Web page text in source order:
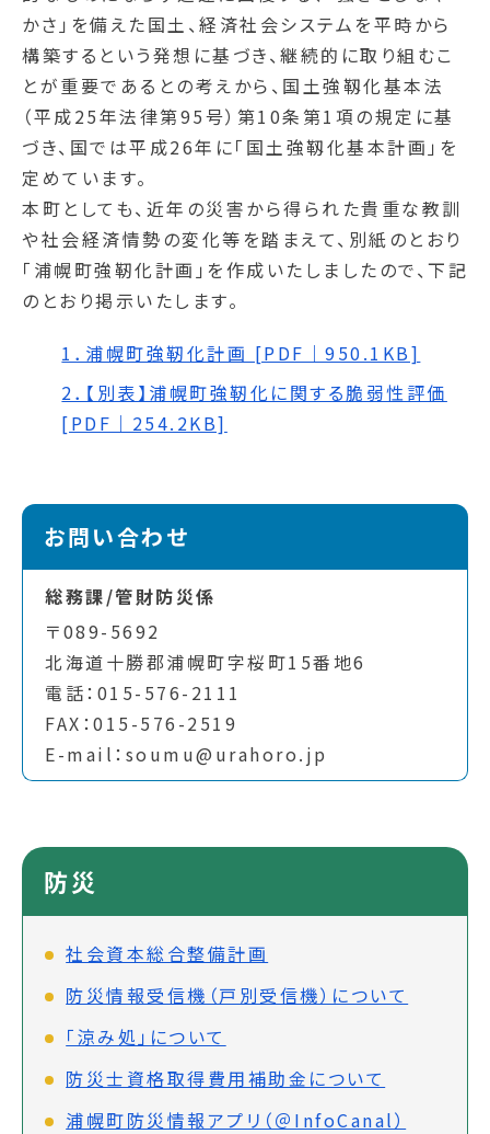
かさ」を備えた国土、経済社会システムを平時から
構築するという発想に基づき、継続的に取り組むこ
とが重要であるとの考えから、国土強靱化基本法
（平成25年法律第95号）第10条第1項の規定に基
づき、国では平成26年に「国土強靱化基本計画」を
定めています。
本町としても、近年の災害から得られた貴重な教訓
や社会経済情勢の変化等を踏まえて、別紙のとおり
「浦幌町強靭化計画」を作成いたしましたので、下記
のとおり掲示いたします。
1．浦幌町強靭化計画 [PDF｜950.1KB]
2．【別表】浦幌町強靭化に関する脆弱性評価
[PDF｜254.2KB]
お問い合わせ
総務課/管財防災係
〒089-5692
北海道十勝郡浦幌町字桜町15番地6
電話：015-576-2111
FAX：015-576-2519
E-mail：soumu@urahoro.jp
防災
社会資本総合整備計画
防災情報受信機（戸別受信機）について
「涼み処」について
防災士資格取得費用補助金について
浦幌町防災情報アプリ（＠InfoCanal）